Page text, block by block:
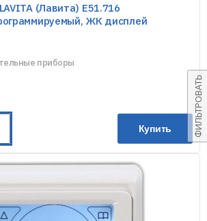
ФИЛЬТРОВАТЬ
(Лавита) E51.716
ЖК дисплей
приборы
Купить